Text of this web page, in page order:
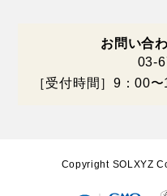
お問い合
03-
［受付時間］9：00
Copyright SOLXYZ